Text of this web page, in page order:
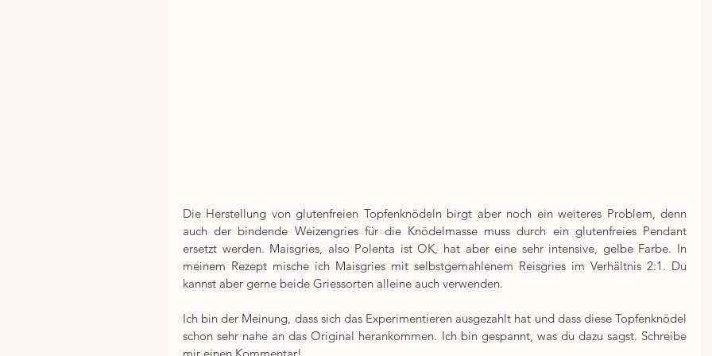
Die Herstellung von glutenfreien Topfenknödeln birgt aber noch ein weiteres Problem, denn
auch der bindende Weizengries für die Knödelmasse muss durch ein glutenfreies Pendant
ersetzt werden. Maisgries, also Polenta ist OK, hat aber eine sehr intensive, gelbe Farbe. In
meinem Rezept mische ich Maisgries mit selbstgemahlenem Reisgries im Verhältnis 2:1. Du
kannst aber gerne beide Griessorten alleine auch verwenden.
Ich bin der Meinung, dass sich das Experimentieren ausgezahlt hat und dass diese Topfenknödel
schon sehr nahe an das Original herankommen. Ich bin gespannt, was du dazu sagst. Schreibe